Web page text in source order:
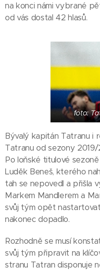
na konci námi vybrané
od vás dostal 42 hlasů.
foto:
Bývalý kapitán Tatranu i
Tatranu od sezony
Po loňské titulové
Luděk Beneš, kterého
tah se nepovedl a přišla
Markem Mandlerem a
svůj tým opět
nakonec dopadlo.
Rozhodně se musí
svůj tým připravit na
stranu Tatran disponuje